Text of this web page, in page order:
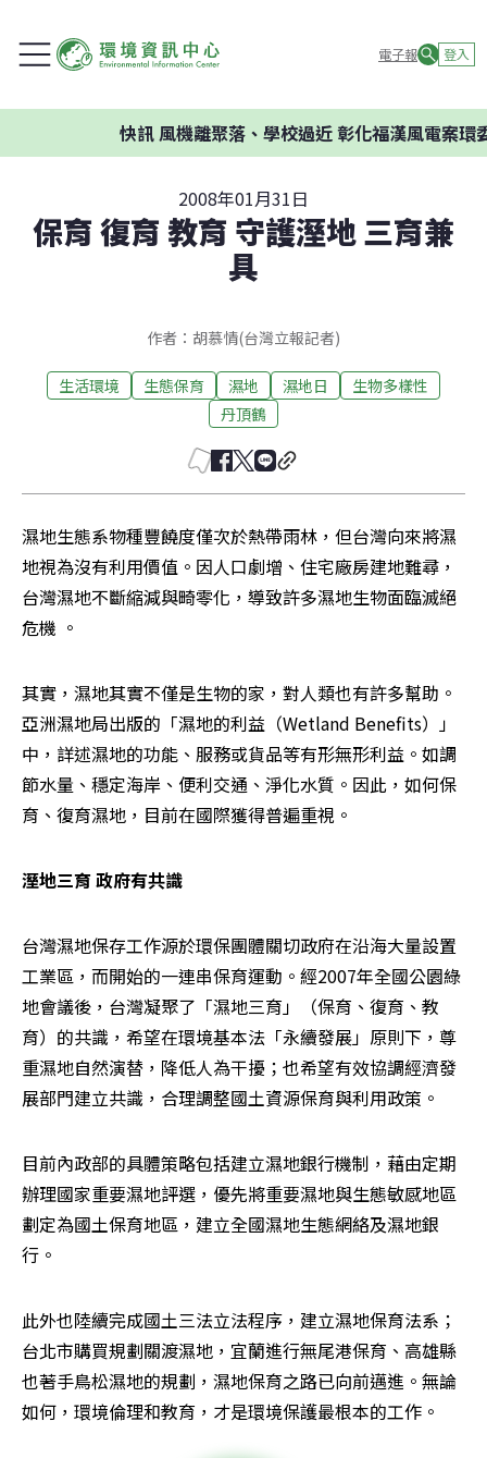
電子報 登入
風機離聚落、學校過近 彰化福漢風電案環委建
2008年01月31日
保育 復育 教育 守護溼地 三育兼
具
作者：胡慕情(台灣立報記者)
生活環境 生態保育 濕地 濕地日
生物多樣性
丹頂鶴
濕地生態系物種豐饒度僅次於熱帶雨林，但台灣向來將濕
地視為沒有利用價值。因人口劇增、住宅廠房建地難尋，
台灣濕地不斷縮減與畸零化，導致許多濕地生物面臨滅絕
危機 。
其實，濕地其實不僅是生物的家，對人類也有許多幫助。
亞洲濕地局出版的「濕地的利益（Wetland Benefits）」
中，詳述濕地的功能、服務或貨品等有形無形利益。如調
節水量、穩定海岸、便利交通、淨化水質。因此，如何保
育、復育濕地，目前在國際獲得普遍重視。
溼地三育 政府有共識
台灣濕地保存工作源於環保團體關切政府在沿海大量設置
工業區，而開始的一連串保育運動。經2007年全國公園綠
地會議後，台灣凝聚了「濕地三育」（保育、復育、教
育）的共識，希望在環境基本法「永續發展」原則下，尊
重濕地自然演替，降低人為干擾；也希望有效協調經濟發
展部門建立共識，合理調整國土資源保育與利用政策。
目前內政部的具體策略包括建立濕地銀行機制，藉由定期
辦理國家重要濕地評選，優先將重要濕地與生態敏感地區
劃定為國土保育地區，建立全國濕地生態網絡及濕地銀
行。
此外也陸續完成國土三法立法程序，建立濕地保育法系；
台北市購買規劃關渡濕地，宜蘭進行無尾港保育、高雄縣
也著手鳥松濕地的規劃，濕地保育之路已向前邁進。無論
如何，環境倫理和教育，才是環境保護最根本的工作。